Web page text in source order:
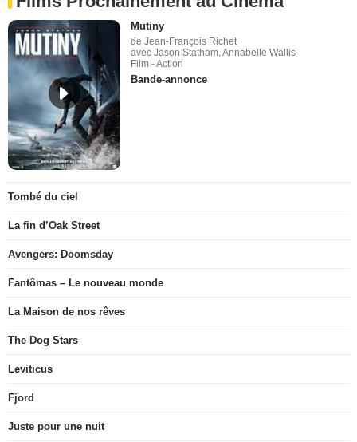
Mutiny
de Jean-François Richet
avec Jason Statham, Annabelle Wallis
Film - Action
Bande-annonce
Tombé du ciel
La fin d’Oak Street
Avengers: Doomsday
Fantômas – Le nouveau monde
La Maison de nos rêves
The Dog Stars
Leviticus
Fjord
Juste pour une nuit